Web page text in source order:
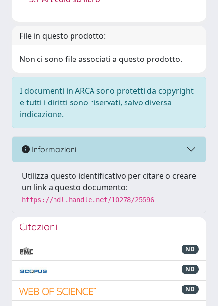
File in questo prodotto:
Non ci sono file associati a questo prodotto.
I documenti in ARCA sono protetti da copyright
e tutti i diritti sono riservati, salvo diversa
indicazione.
Informazioni
Utilizza questo identificativo per citare o creare
un link a questo documento:
https://hdl.handle.net/10278/25596
Citazioni
ND
ND
ND